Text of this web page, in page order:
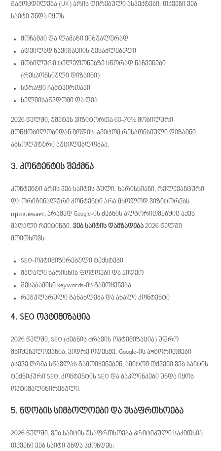
გამოცდილება (UX) არის ღირებული ასპექტები. თქვენი ვებ
საიტი უნდა იყოს:
მოჩამპი და ლამაზი ვიზუალურად
ადვილად ნავიგაციის შესაძლებელი
მობილური ტელეფონებზე სწორად ნაჩვენები
(რესპონსიული დიზაინი)
სწრაფი ჩამტვირთავი
ხელმისაწვდომი და ღია
2026 წელში, უმეტეს ვიზიტორთა 60-70% მობილური
მოწყობილობიდან მოდის, ამიტომ რესპონსიული დიზაინი
აბსოლუტური აუცილებლობაა.
3. კონტენტის შექმნა
კონტენტი არის ვებ საიტის გული. ხარისხიანი, რელევანტური
და ორიგინალური კონტენტი არა მხოლოდ ვიზიტორებს
привлекает, არამედ Google-ის ძებნის ალგორითმებშიც აქვს
მაღალი რეიტინგი.ვებ საიტის დამზადება 2026 წელში
მოითხოვს:
SEO-ოპტიმიზირებული ტექსტები
მაღალი ხარისხის ფოტოები და ვიდეო
შესაბამისი keywords-ის გამოყენება
რეგულარული განახლება და ახალი კონტენტი
4. SEO ოპტიმიზაცია
2026 წელში, SEO (ძებნის ძრავის ოპტიმიზაცია) უფრო
მნიშვნელოვანია, ვიდრე ოდესმე. Google-ის აলგორითმები
ასევე ღრმა სწავლას გამოიყენებენ, ამიტომ თქვენი ვებ საიტის
ტექნიკური SEO, კონტენტის SEO და ბაკლინკები უნდა იყოს
ოპტიმალიზირებული.
5. ნდობის სიმბოლოები და უსაფრთხოება
2026 წელში, ვებ საიტის უსაფრთხოება კრიტიკული საკითხია.
თქვენი ვებ საიტი უნდა ჰქონდეს: